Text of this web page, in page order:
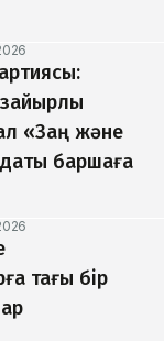
зайырлы
«Заң және
баршаға
тағы бір